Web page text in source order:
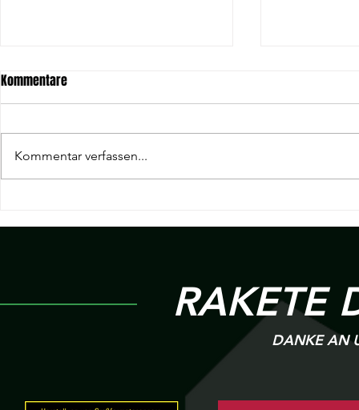
SKG Roßdorf v.s R 09
v.s SKG Bad
Kommentare
Kommentar verfassen...
DANKE AN
RAKETE